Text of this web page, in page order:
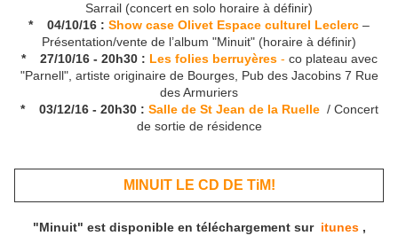
Sarrail (concert en solo horaire à définir)
* 04/10/16 : Show case Olivet Espace culturel Leclerc –
Présentation/vente de l’album "Minuit" (horaire à définir)
* 27/10/16 - 20h30 : Les folies berruyères- co plateau avec
"Parnell", artiste originaire de Bourges, Pub des Jacobins 7 Rue
des Armuriers
* 03/12/16 - 20h30 : Salle de St Jean de la Ruelle / Concert
de sortie de résidence
MINUIT LE CD DE TiM!
"Minuit" est disponible en téléchargement sur itunes,